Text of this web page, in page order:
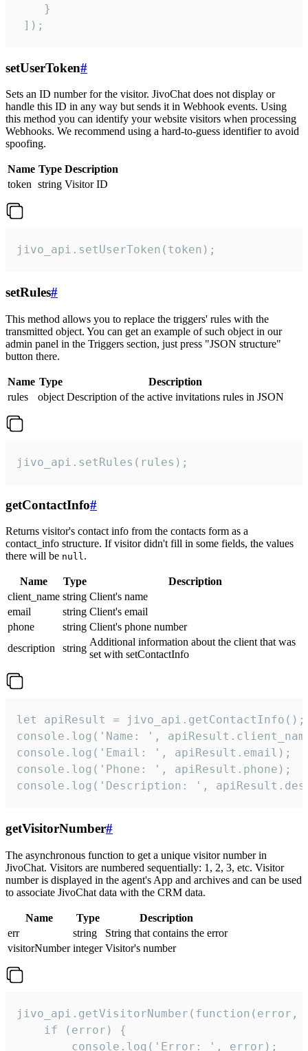
    }
]);
setUserToken#
Sets an ID number for the visitor. JivoChat does not display or
handle this ID in any way but sends it in Webhook events. Using
this method you can identify your website visitors when processing
Webhooks. We recommend using a hard-to-guess identifier to avoid
spoofing.
Name Type Description
token string Visitor ID
jivo_api.setUserToken(token);
setRules#
This method allows you to replace the triggers' rules with the
transmitted object. You can get an example of such object in our
admin panel in the Triggers section, just press "JSON structure"
button there.
Name Type
Description
rules
object Description of the active invitations rules in JSON
jivo_api.setRules(rules);
getContactInfo#
Returns visitor's contact info from the contacts form as a
contact_info structure. If visitor didn't fill in some fields, the values
there will be null.
Name Type
Description
client_name string Client's name
email
string Client's email
phone
string Client's phone number
description
string
Additional information about the client that was
set with setContactInfo
let apiResult = jivo_api.getContactInfo();
console.log('Name: ',
console.log('Email: ', apiResult.email);
console.log('Phone: ', apiResult.phone);
console.log('Description: ',
getVisitorNumber#
The asynchronous function to get a unique visitor number in
JivoChat. Visitors are numbered sequentially: 1, 2, 3, etc. Visitor
number is displayed in the agent's App and archives and can be used
to associate JivoChat data with the CRM data.
Name Type
Description
err
string
String that contains the error
visitorNumber integer Visitor's number
jivo_api.getVisitorNumber(function(error,
    if (error) {
        console.log('Error: ', error);